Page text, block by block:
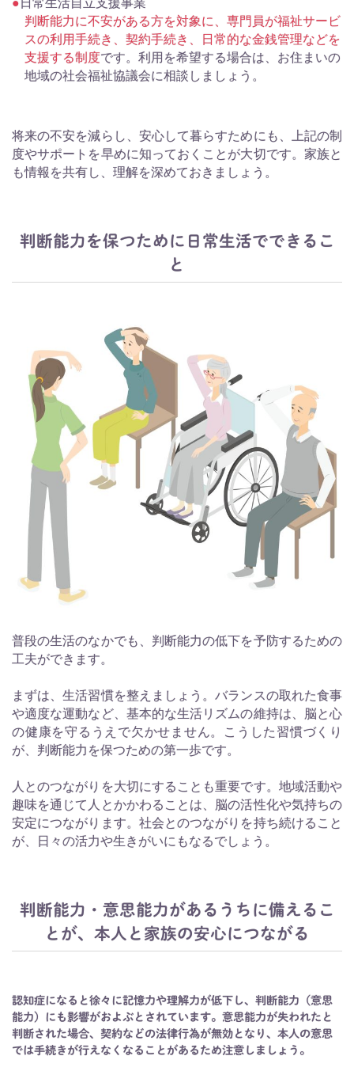
判断能力に不安がある方を対象に、専門員が福祉サービ
スの利用手続き、契約手続き、日常的な金銭管理などを
支援する制度です。利用を希望する場合は、お住まいの
地域の社会福祉協議会に相談しましょう。
将来の不安を減らし、安心して暮らすためにも、上記の制
度やサポートを早めに知っておくことが大切です。家族と
も情報を共有し、理解を深めておきましょう。
判断能力を保つために日常生活でできるこ
と
普段の生活のなかでも、判断能力の低下を予防するための
工夫ができます。
まずは、生活習慣を整えましょう。バランスの取れた食事
や適度な運動など、基本的な生活リズムの維持は、脳と心
の健康を守るうえで欠かせません。こうした習慣づくり
が、判断能力を保つための第一歩です。
人とのつながりを大切にすることも重要です。地域活動や
趣味を通じて人とかかわることは、脳の活性化や気持ちの
安定につながります。社会とのつながりを持ち続けること
が、日々の活力や生きがいにもなるでしょう。
判断能力・意思能力があるうちに備えるこ
とが、本人と家族の安心につながる
認知症になると徐々に記憶力や理解力が低下し、判断能力（意思
能力）にも影響がおよぶとされています。意思能力が失われたと
判断された場合、契約などの法律行為が無効となり、本人の意思
では手続きが行えなくなることがあるため注意しましょう。